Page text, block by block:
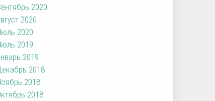
2020
2020
2020
2019
2019
2018
2018
2018